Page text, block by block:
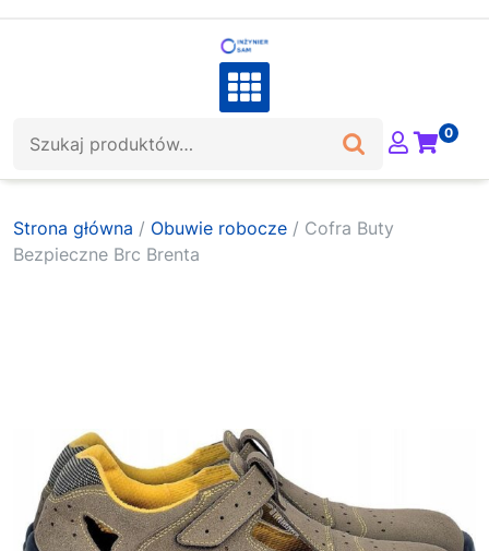
0
Strona główna / Obuwie robocze / Cofra Buty
Bezpieczne Brc Brenta